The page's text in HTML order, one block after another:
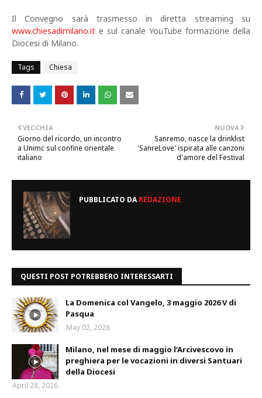
Il Convegno sarà trasmesso in diretta streaming su
www.chiesadimilano.it e sul canale YouTube formazione della
Diocesi di Milano.
Tags Chiesa
NUOVA
Sanremo, nasce la drinklist
'SanreLove' ispirata alle canzoni
d'amore del Festival
VECCHIA
Giorno del ricordo, un incontro
a Unimc sul confine orientale
italiano
PUBBLICATO DAREDAZIONE
QUESTI POST POTREBBERO INTERESSARTI
La Domenica col Vangelo, 3 maggio 2026 V di
Pasqua
May 02, 2026
Milano, nel mese di maggio l’Arcivescovo in
preghiera per le vocazioni in diversi Santuari
della Diocesi
April 28, 2026